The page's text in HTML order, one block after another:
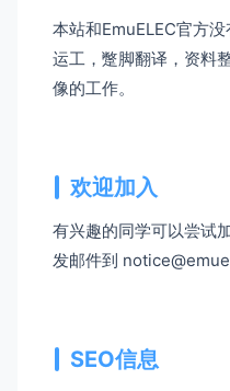
本站和EmuELEC官方
运工，蹩脚翻译，资料
像的工作。
欢迎加入
有兴趣的同学可以尝试
发邮件到
SEO信息